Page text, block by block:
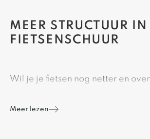
MEER STRUCTUUR IN
FIETSENSCHUUR
Wil je je fietsen nog netter en
geschikt voor 5 fietsen.
Meer lezen